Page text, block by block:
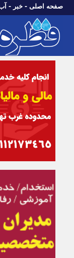
صفحه اصلی - خبر -